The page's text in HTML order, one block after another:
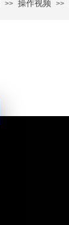
>> 操作视频 >>